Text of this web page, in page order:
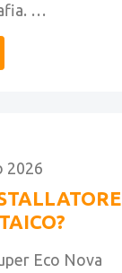
…
2026
Eco Nova